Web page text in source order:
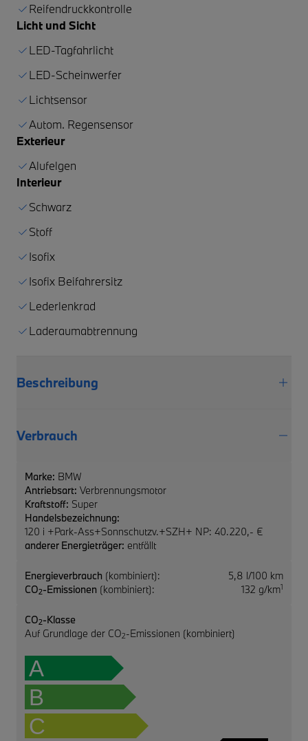
Reifendruckkontrolle
Licht und Sicht
LED-Tagfahrlicht
LED-Scheinwerfer
Lichtsensor
Autom. Regensensor
Exterieur
Alufelgen
Interieur
Schwarz
Stoff
Isofix
Isofix Beifahrersitz
Lederlenkrad
Laderaumabtrennung
Beschreibung
Verbrauch
Marke: BMW
Antriebsart: Verbrennungsmotor
Kraftstoff: Super
Handelsbezeichnung:
120 i +Park-Ass+Sonnschutzv.+SZH+ NP: 40.220,- €
anderer Energieträger: entfällt
Energieverbrauch (kombiniert):
5,8 l/100 km
CO2-Emissionen (kombiniert): 132 g/km1
CO2-Klasse
Auf Grundlage der CO2-Emissionen (kombiniert)
A
B
C